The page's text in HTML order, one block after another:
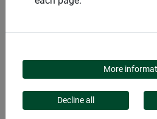
OUTILS DE
More
Decline all